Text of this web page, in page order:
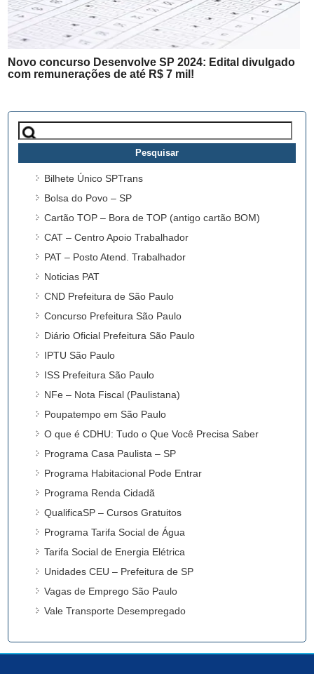
Novo concurso Desenvolve SP 2024: Edital divulgado
com remunerações de até R$ 7 mil!
Pesquisar
por:
Bilhete Único SPTrans
Bolsa do Povo – SP
Cartão TOP – Bora de TOP (antigo cartão BOM)
CAT – Centro Apoio Trabalhador
PAT – Posto Atend. Trabalhador
Noticias PAT
CND Prefeitura de São Paulo
Concurso Prefeitura São Paulo
Diário Oficial Prefeitura São Paulo
IPTU São Paulo
ISS Prefeitura São Paulo
NFe – Nota Fiscal (Paulistana)
Poupatempo em São Paulo
O que é CDHU: Tudo o Que Você Precisa Saber
Programa Casa Paulista – SP
Programa Habitacional Pode Entrar
Programa Renda Cidadã
QualificaSP – Cursos Gratuitos
Programa Tarifa Social de Água
Tarifa Social de Energia Elétrica
Unidades CEU – Prefeitura de SP
Vagas de Emprego São Paulo
Vale Transporte Desempregado